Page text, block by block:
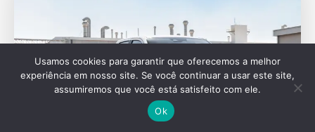
Usamos cookies para garantir que oferecemos a melhor
experiência em nosso site. Se você continuar a usar este site,
assumiremos que você está satisfeito com ele.
Ok